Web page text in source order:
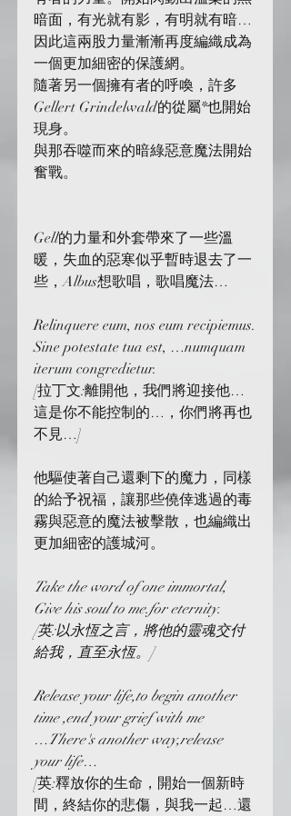
暗面，有光就有影，有明就有暗…
因此這兩股力量漸漸再度編織成為
一個更加細密的保護網。
隨著另一個擁有者的呼喚，許多
Gellert Grindelwald的從屬*也開始
現身。
與那吞噬而來的暗綠惡意魔法開始
奮戰。
Gell的力量和外套帶來了一些溫
暖，失血的惡寒似乎暫時退去了一
些，Albus想歌唱，歌唱魔法…
Relinquere eum, nos eum recipiemus.
Sine potestate tua est, …numquam
iterum congredietur.
[拉丁文:離開他，我們將迎接他…
這是你不能控制的…，你們將再也
不見…]
他驅使著自己還剩下的魔力，同樣
的給予祝福，讓那些僥倖逃過的毒
霧與惡意的魔法被擊散，也編織出
更加細密的護城河。
Take the word of one immortal,
Give his soul to me.for eternity.
[英:以永恆之言，將他的靈魂交付
給我，直至永恆。]
Release your life,to begin another
time ,end your grief with me
…There's another way,release
your life…
[英:釋放你的生命，開始一個新時
間，終結你的悲傷，與我一起…還